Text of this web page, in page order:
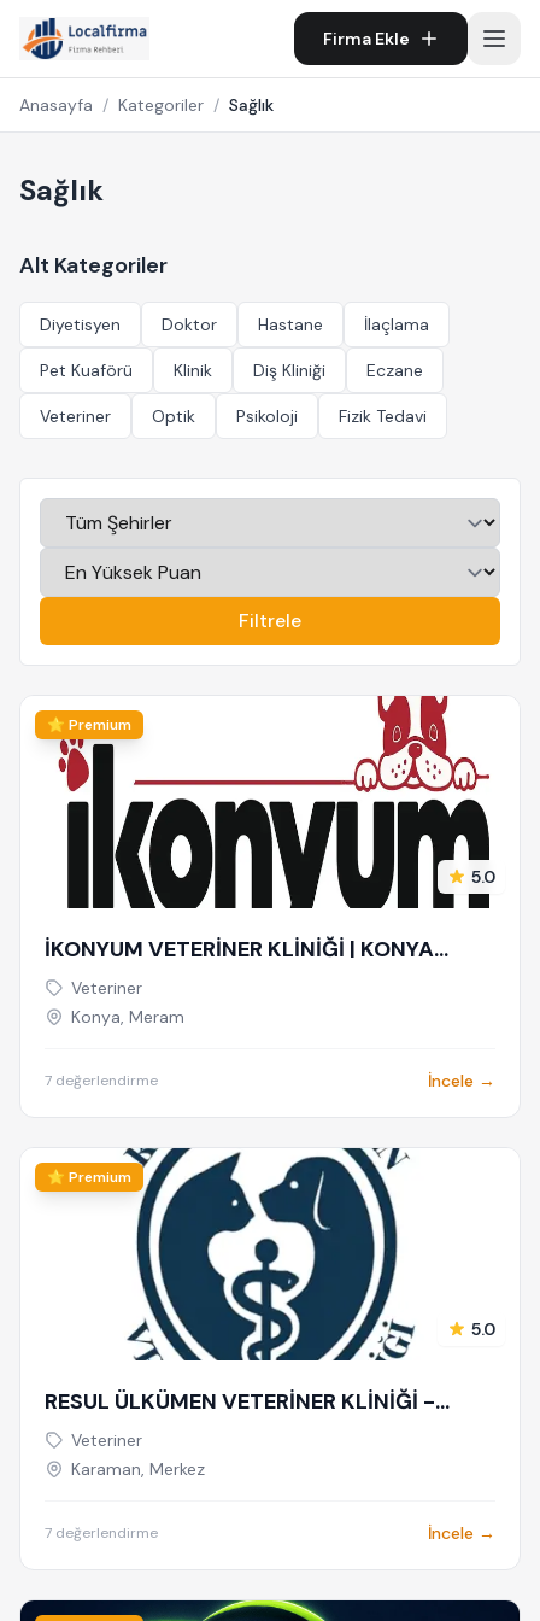
Firma Ekle
Anasayfa / Kategoriler / Sağlık
Sağlık
Alt Kategoriler
Diyetisyen Doktor Hastane İlaçlama
Pet Kuaförü Klinik Diş Kliniği Eczane
Veteriner Optik Psikoloji Fizik Tedavi
Filtrele
⭐ Premium
5.0
İKONYUM VETERİNER KLİNİĞİ | KONYA
VETERİNER-MERAM VETERİNER-SELÇUKLU
VETERİNER-KARATAY | ACİL-7/24 NÖBETÇİ
Veteriner
Konya, Meram
7 değerlendirme İncele →
⭐ Premium
5.0
RESUL ÜLKÜMEN VETERİNER KLİNİĞİ -
KARAMAN VETERİNER - PET OTELİ | ACİL
VETERİNER - 7/24 AÇIK NÖBETÇİ
Veteriner
Karaman, Merkez
7 değerlendirme İncele →